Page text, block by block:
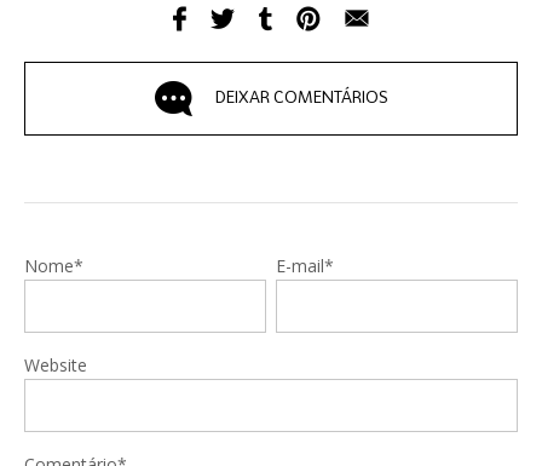
DEIXAR COMENTÁRIOS
Nome* E-mail*
Website